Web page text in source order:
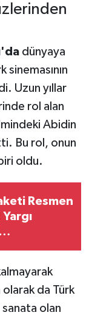
dünyaya
sinemasının
Uzun yıllar
rol alan
Abidin
Bu rol, onun
oldu.
Resmen
olarak da Türk
sanata olan